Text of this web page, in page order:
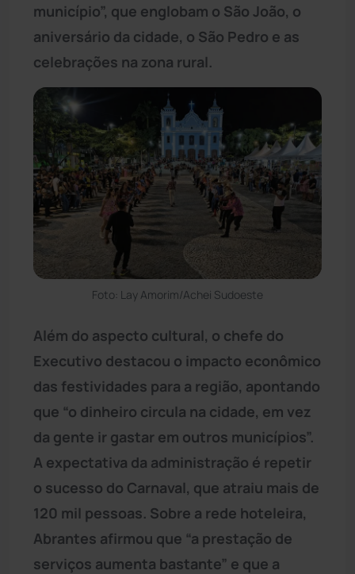
município”, que englobam o São João, o
aniversário da cidade, o São Pedro e as
celebrações na zona rural.
Foto: Lay Amorim/Achei Sudoeste
Além do aspecto cultural, o chefe do
Executivo destacou o impacto econômico
das festividades para a região, apontando
que “o dinheiro circula na cidade, em vez
da gente ir gastar em outros municípios”.
A expectativa da administração é repetir
o sucesso do Carnaval, que atraiu mais de
120 mil pessoas. Sobre a rede hoteleira,
Abrantes afirmou que “a prestação de
serviços aumenta bastante” e que a